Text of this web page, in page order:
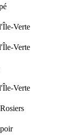
Verte
Verte
Verte